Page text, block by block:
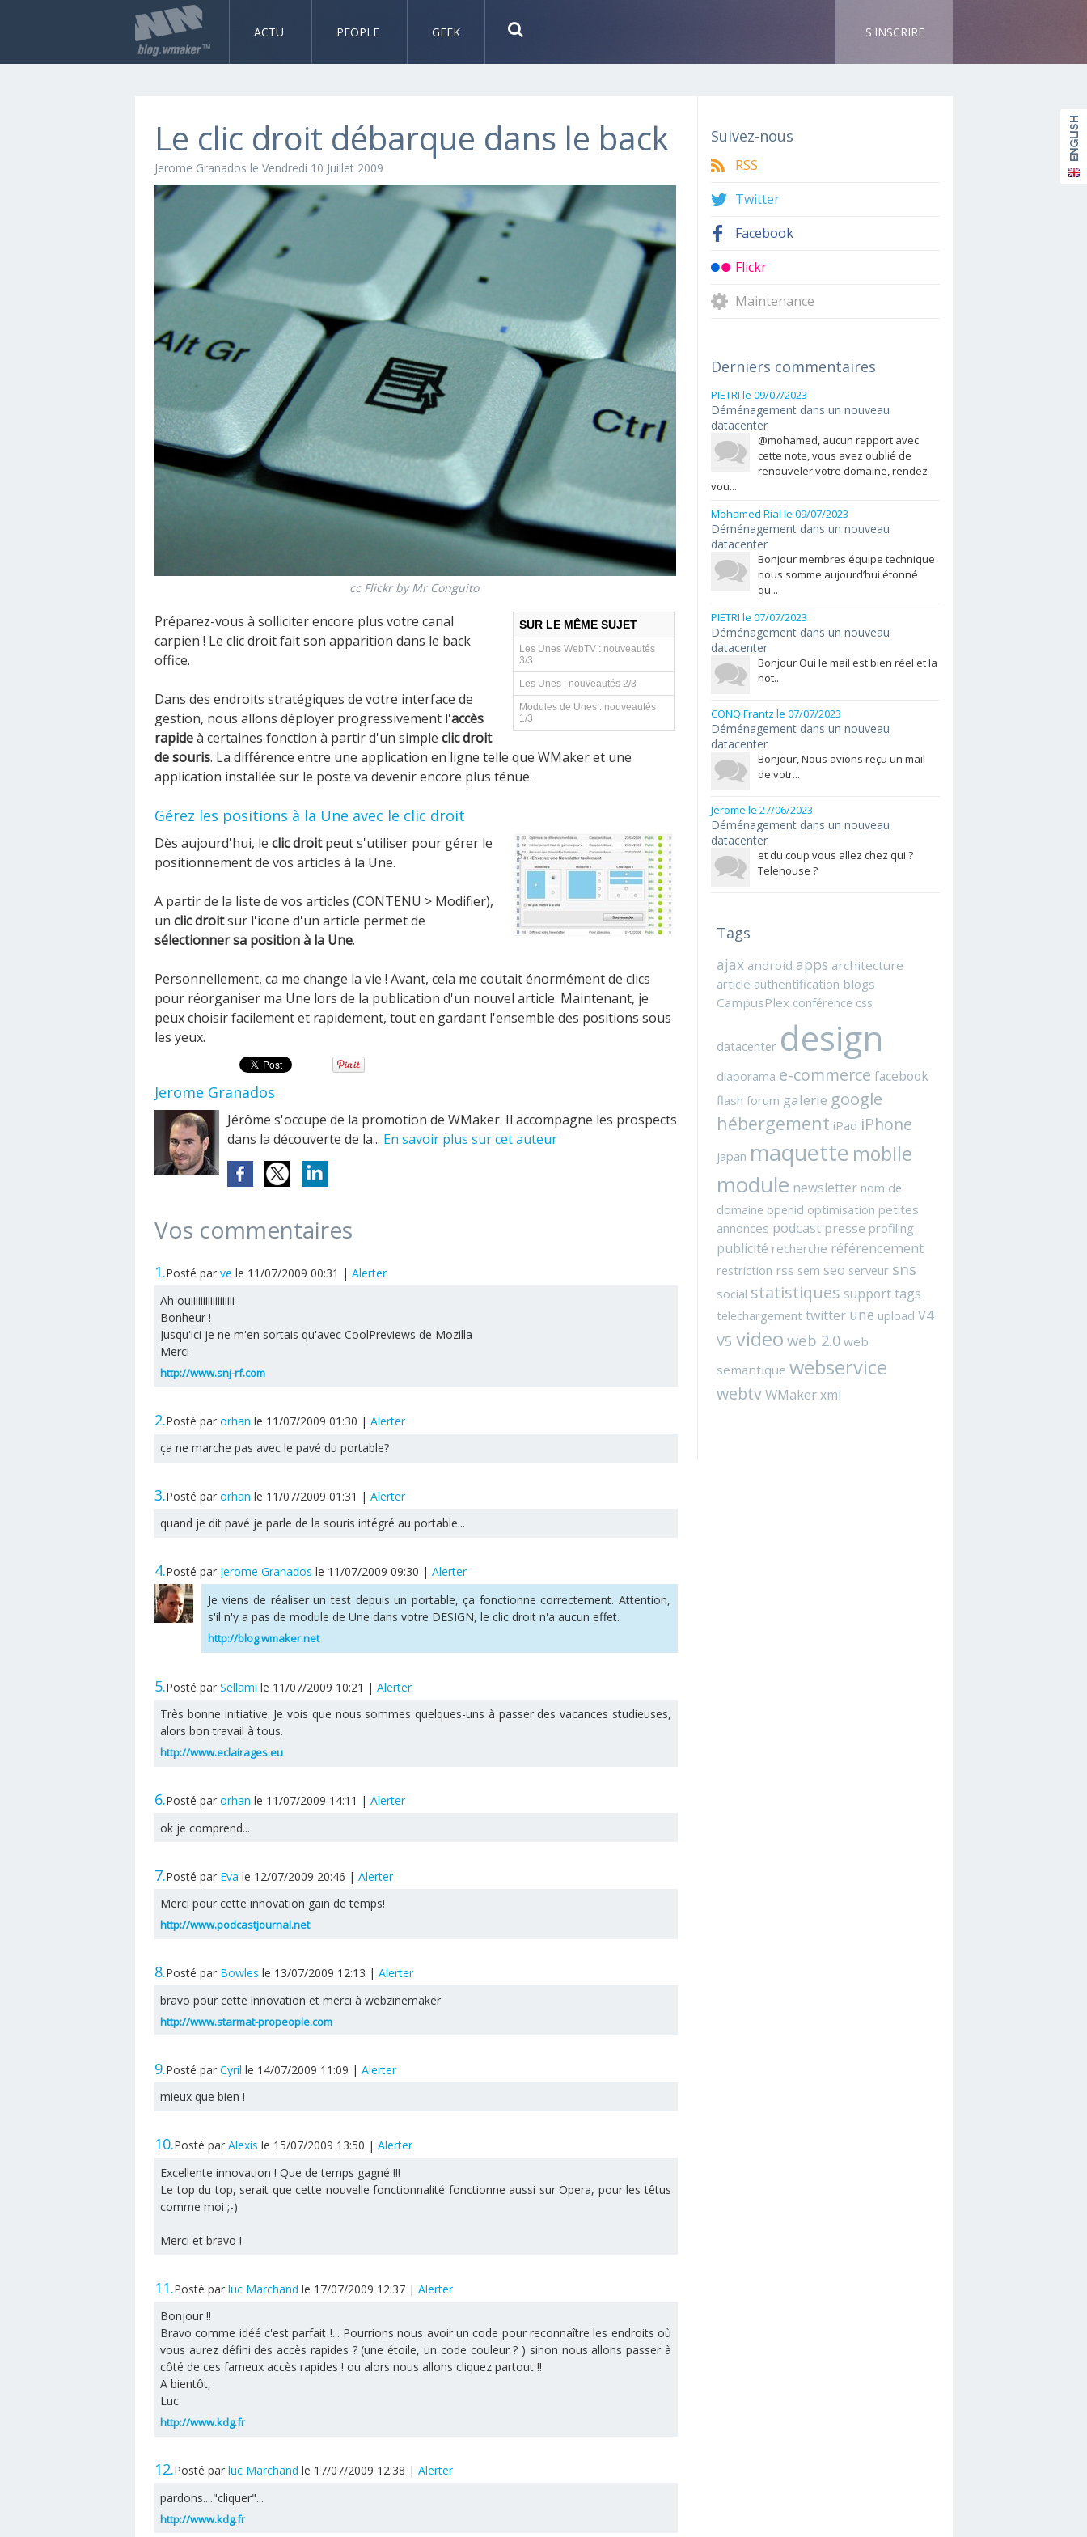
ACTU PEOPLE GEEK S'INSCRIRE
Le clic droit débarque dans le back
Jerome Granados le Vendredi 10 Juillet 2009
cc Flickr by Mr Conguito
SUR LE MÊME SUJET
Les Unes WebTV : nouveautés
3/3
Les Unes : nouveautés 2/3
Modules de Unes : nouveautés
1/3
Préparez-vous à solliciter encore plus votre canal
carpien ! Le clic droit fait son apparition dans le back
office.
Dans des endroits stratégiques de votre interface de
gestion, nous allons déployer progressivement l'accès
rapideà certaines fonction à partir d'un simple clic droit
de souris. La différence entre une application en ligne telle que WMaker et une
application installée sur le poste va devenir encore plus ténue.
Gérez les positions à la Une avec le clic droit
Dès aujourd'hui, le clic droitpeut s'utiliser pour gérer le
positionnement de vos articles à la Une.
A partir de la liste de vos articles (CONTENU > Modifier),
un clic droitsur l'icone d'un article permet de
sélectionner sa position à la Une.
Personnellement, ca me change la vie ! Avant, cela me coutait énormément de clics
pour réorganiser ma Une lors de la publication d'un nouvel article. Maintenant, je
peux choisir facilement et rapidement, tout en gardant l'ensemble des positions sous
les yeux.
Jerome Granados
Jérôme s'occupe de la promotion de WMaker. Il accompagne les prospects
dans la découverte de la... En savoir plus sur cet auteur
Vos commentaires
1.Posté par ve le 11/07/2009 00:31 | Alerter
Ah ouiiiiiiiiiiiiiiiiii
Bonheur !
Jusqu'ici je ne m'en sortais qu'avec CoolPreviews de Mozilla
Merci
http://www.snj-rf.com
2.Posté par orhan le 11/07/2009 01:30 | Alerter
ça ne marche pas avec le pavé du portable?
3.Posté par orhan le 11/07/2009 01:31 | Alerter
quand je dit pavé je parle de la souris intégré au portable...
4.Posté par Jerome Granados le 11/07/2009 09:30 | Alerter
Je viens de réaliser un test depuis un portable, ça fonctionne correctement. Attention,
s'il n'y a pas de module de Une dans votre DESIGN, le clic droit n'a aucun effet.
http://blog.wmaker.net
5.Posté par Sellami le 11/07/2009 10:21 | Alerter
Très bonne initiative. Je vois que nous sommes quelques-uns à passer des vacances studieuses,
alors bon travail à tous.
http://www.eclairages.eu
6.Posté par orhan le 11/07/2009 14:11 | Alerter
ok je comprend...
7.Posté par Eva le 12/07/2009 20:46 | Alerter
Merci pour cette innovation gain de temps!
http://www.podcastjournal.net
8.Posté par Bowles le 13/07/2009 12:13 | Alerter
bravo pour cette innovation et merci à webzinemaker
http://www.starmat-propeople.com
9.Posté par Cyril le 14/07/2009 11:09 | Alerter
mieux que bien !
10.Posté par Alexis le 15/07/2009 13:50 | Alerter
Excellente innovation ! Que de temps gagné !!!
Le top du top, serait que cette nouvelle fonctionnalité fonctionne aussi sur Opera, pour les têtus
comme moi ;-)
Merci et bravo !
11.Posté par luc Marchand le 17/07/2009 12:37 | Alerter
Bonjour !!
Bravo comme idéé c'est parfait !... Pourrions nous avoir un code pour reconnaître les endroits où
vous aurez défini des accès rapides ? (une étoile, un code couleur ? ) sinon nous allons passer à
côté de ces fameux accès rapides ! ou alors nous allons cliquez partout !!
A bientôt,
Luc
http://www.kdg.fr
12.Posté par luc Marchand le 17/07/2009 12:38 | Alerter
pardons...."cliquer"...
http://www.kdg.fr
Suivez-nous
RSS
Twitter
Facebook
Flickr
Maintenance
Derniers commentaires
PIETRI le 09/07/2023
Déménagement dans un nouveau
datacenter
@mohamed, aucun rapport avec
cette note, vous avez oublié de
renouveler votre domaine, rendez
vou...
Mohamed Rial le 09/07/2023
Déménagement dans un nouveau
datacenter
Bonjour membres équipe technique
nous somme aujourd’hui étonné
qu...
PIETRI le 07/07/2023
Déménagement dans un nouveau
datacenter
Bonjour Oui le mail est bien réel et la
not...
CONQ Frantz le 07/07/2023
Déménagement dans un nouveau
datacenter
Bonjour, Nous avions reçu un mail
de votr...
Jerome le 27/06/2023
Déménagement dans un nouveau
datacenter
et du coup vous allez chez qui ?
Telehouse ?
Tags
ajax android apps architecture
article authentification blogs
CampusPlex conférence css
datacenter design
diaporama e-commerce facebook
flash forum galerie google
hébergement iPad iPhone
japan maquette mobile
module newsletter nom de
domaine openid optimisation petites
annonces podcast presse profiling
publicité recherche référencement
restriction rss sem seo serveur sns
social statistiques support tags
telechargement twitter une upload V4
V5 video web 2.0 web
semantique webservice
webtvWMaker xml